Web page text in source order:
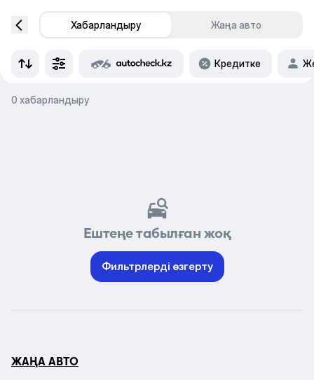
Хабарландыру Жаңа авто
Кредитке
0 хабарландыру
Ештеңе табылған жоқ
Фильтрлерді өзгерту
ЖАҢА АВТО